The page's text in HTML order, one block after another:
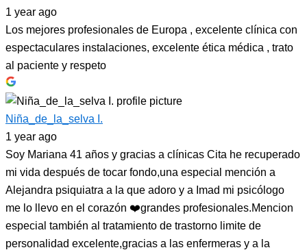
1 year ago
Los mejores profesionales de Europa , excelente clínica con
espectaculares instalaciones, excelente ética médica , trato
al paciente y respeto
Niña_de_la_selva I.
1 year ago
Soy Mariana 41 años y gracias a clínicas Cita he recuperado
mi vida después de tocar fondo,una especial mención a
Alejandra psiquiatra a la que adoro y a Imad mi psicólogo
me lo llevo en el corazón ❤️grandes profesionales.Mencion
especial también al tratamiento de trastorno limite de
personalidad excelente,gracias a las enfermeras y a la